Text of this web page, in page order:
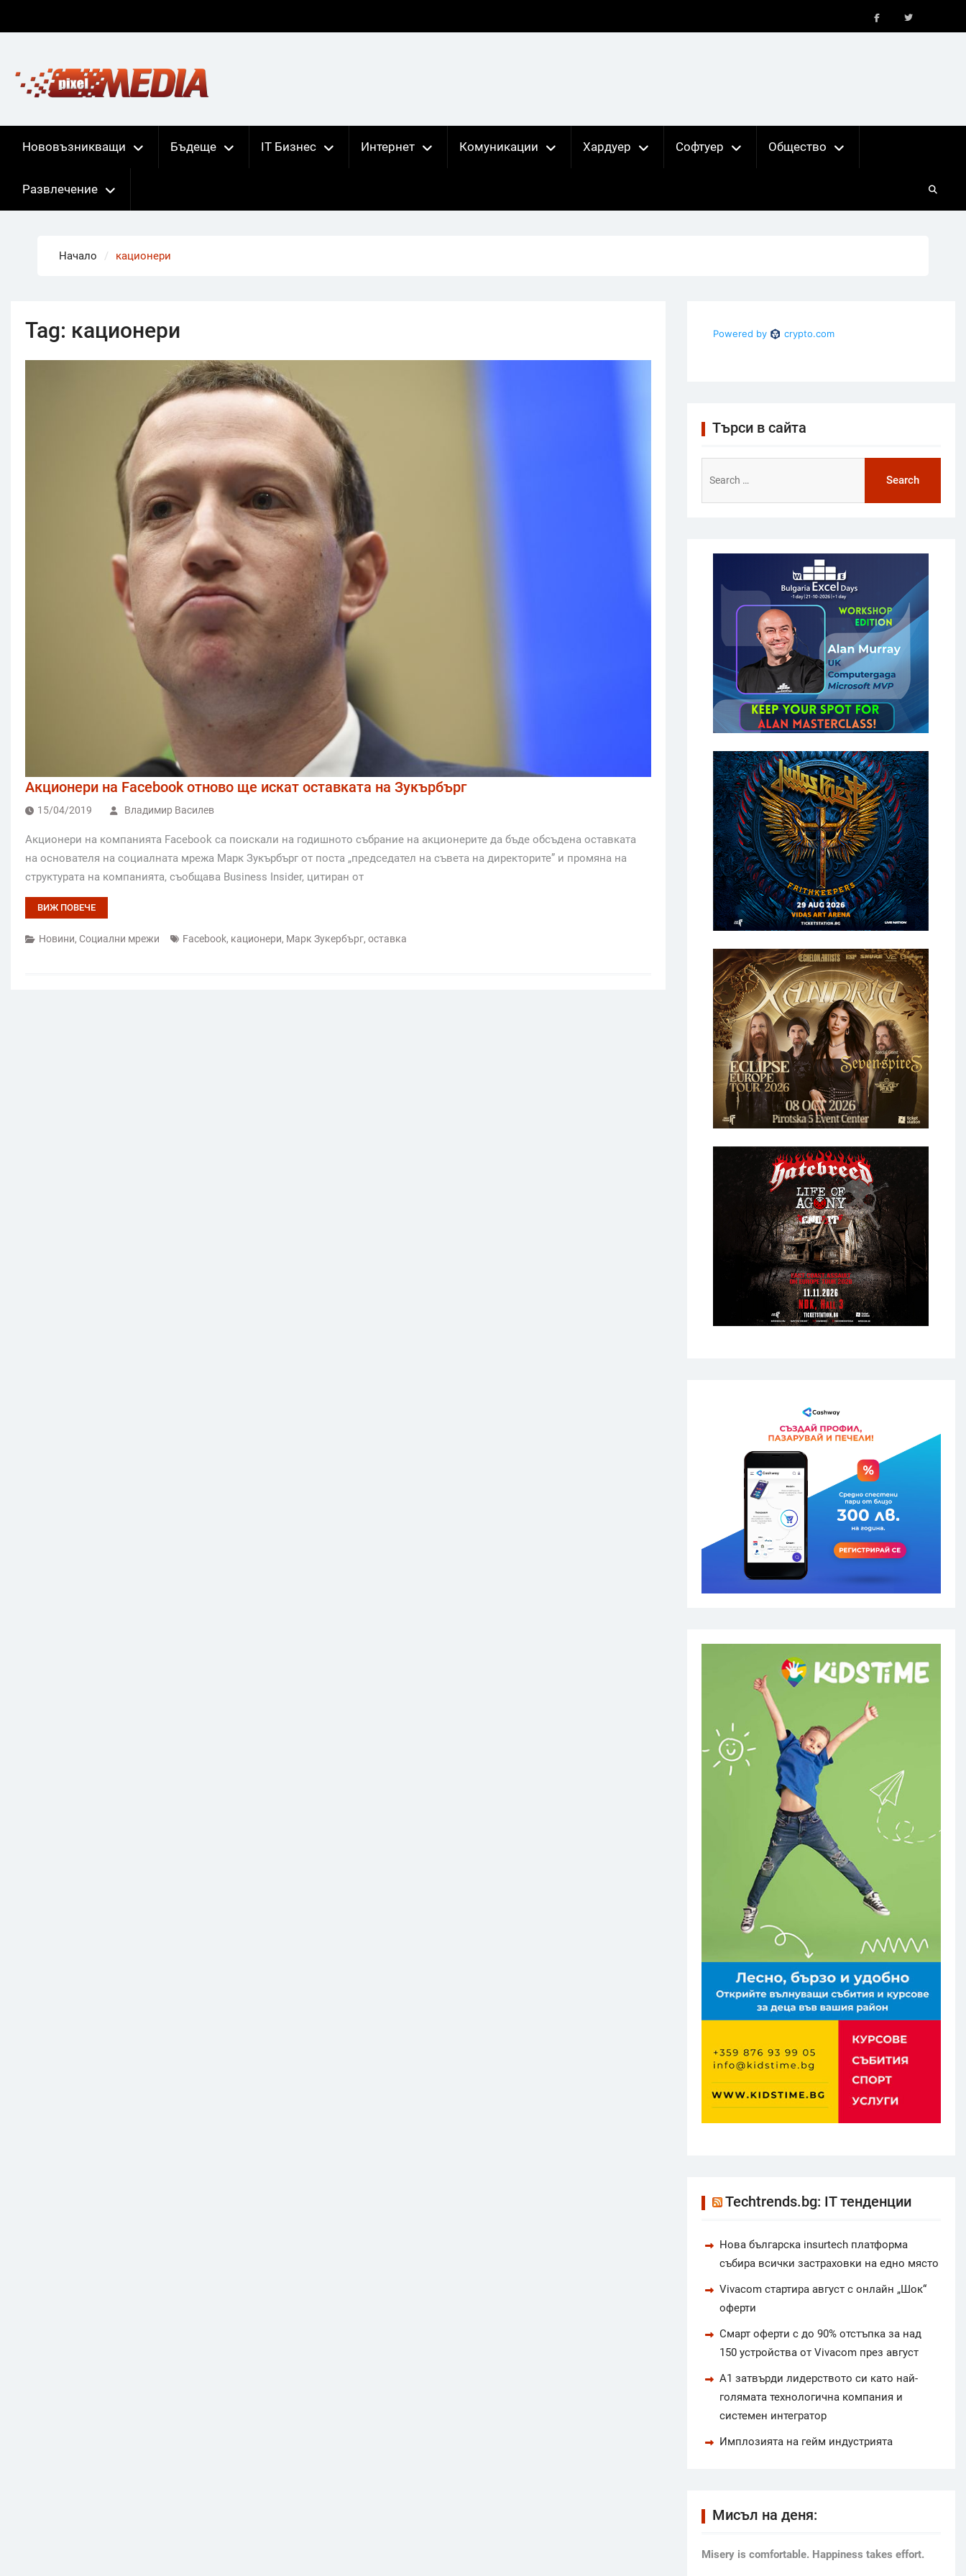
Нововъзникващи Бъдеще IT Бизнес Интернет Комуникации Хардуер Софтуер Общество
Развлечение
Начало кационери
Tag: кационери
Акционери на Facebook отново ще искат оставката на Зукърбърг
15/04/2019 Владимир Василев
Акционери на компанията Facebook са поискали на годишното събрание на акционерите да бъде обсъдена оставката
на основателя на социалната мрежа Марк Зукърбърг от поста „председател на съвета на директорите” и промяна на
структурата на компанията, съобщава Business Insider, цитиран от
ВИЖ ПОВЕЧЕ
Новини, Социални мрежи Facebook, кационери, Марк Зукербърг, оставка
Търси в сайта
for:
Techtrends.bg: IT тенденции
Нова българска insurtech платформа
събира всички застраховки на едно място
Vivacom стартира август с онлайн „Шок“
оферти
Смарт оферти с до 90% отстъпка за над
150 устройства от Vivacom през август
А1 затвърди лидерството си като най-
голямата технологична компания и
системен интегратор
Имплозията на гейм индустрията
Мисъл на деня:
Мisery is comfortable. Happiness takes effort.